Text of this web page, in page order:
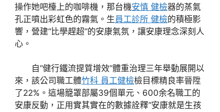
操作她吧檯上的咖啡機，那台機安慎 健檢器的蒸氣
孔正噴出彩虹色的霧氣。生員工診所 健檢的積極影
響，營建“比學趕超”的安康氣氛，讓安康理念深刻人
心。
自“健行鐵流提質增效”體重治理三年舉動展開以
來，該公司職工體竹科 員工健檢檢目標精良率晉陞
了22%。這場籠罩部屬39個單元、600余名職工的
安康反動，正用實其實在的數據詮釋“安康就是生孩